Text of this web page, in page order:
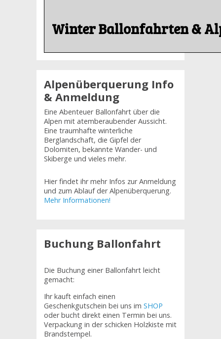
Winter Ballonfahrten &
Alpenüberquerung Info
& Anmeldung
Eine Abenteuer Ballonfahrt über die
Alpen mit atemberaubender Aussicht.
Eine traumhafte winterliche
Berglandschaft, die Gipfel der
Dolomiten, bekannte Wander- und
Skiberge und vieles mehr.
Hier findet ihr mehr Infos zur Anmeldung
und zum Ablauf der Alpenüberquerung.
Mehr Informationen!
Buchung Ballonfahrt
Die Buchung einer Ballonfahrt leicht
gemacht:
Ihr kauft einfach einen
Geschenkgutschein bei uns im SHOP
oder bucht direkt einen Termin bei uns.
Verpackung in der schicken Holzkiste mit
Brandstempel.